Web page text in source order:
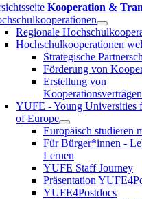
Kooperation &
Regionale
Hochschulkooperationen
Strategische
Förderung von
Erstellung von
Kooperationsverträgen
YUFE - Young Universities
of Europe
Europäisch studieren
Für Bürger*innen -
Lernen
YUFE Staff Journey
Präsentation
YUFE4Postdocs